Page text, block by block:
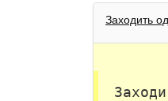
Заходить